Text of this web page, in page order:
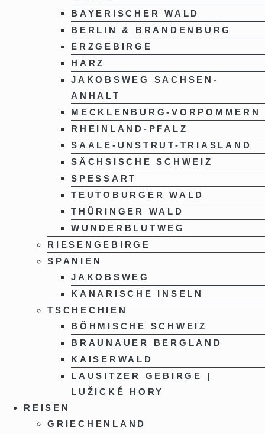
BAYERISCHER WALD
BERLIN & BRANDENBURG
ERZGEBIRGE
HARZ
JAKOBSWEG SACHSEN-
ANHALT
MECKLENBURG-VORPOMMERN
RHEINLAND-PFALZ
SAALE-UNSTRUT-TRIASLAND
SÄCHSISCHE SCHWEIZ
SPESSART
TEUTOBURGER WALD
THÜRINGER WALD
WUNDERBLUTWEG
RIESENGEBIRGE
SPANIEN
JAKOBSWEG
KANARISCHE INSELN
TSCHECHIEN
BÖHMISCHE SCHWEIZ
BRAUNAUER BERGLAND
KAISERWALD
LAUSITZER GEBIRGE |
LUŽICKÉ HORY
REISEN
GRIECHENLAND